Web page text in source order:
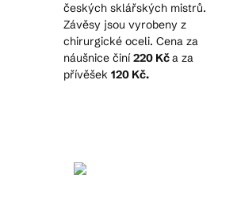
českých sklářských mistrů.
Závěsy jsou vyrobeny z
chirurgické oceli. Cena za
náušnice činí220 Kča za
přívěšek 120 Kč.